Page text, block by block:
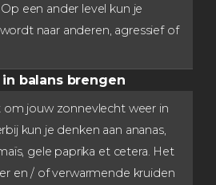
een ander level kun je
naar anderen, agressief of
balans brengen
om jouw zonnevlecht weer in
kun je denken aan ananas,
gele paprika et cetera. Het
en / of verwarmende kruiden